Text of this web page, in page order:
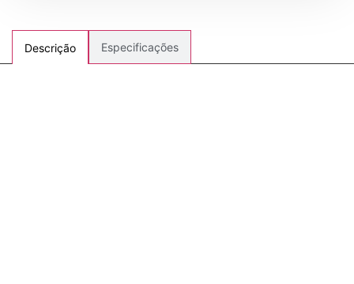
Descrição Especificações